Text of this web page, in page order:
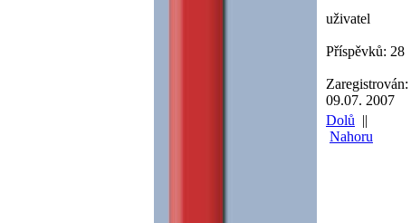
uživatel
Příspěvků: 28
Zaregistrován:
09.07. 2007
Dolů ||
Nahoru